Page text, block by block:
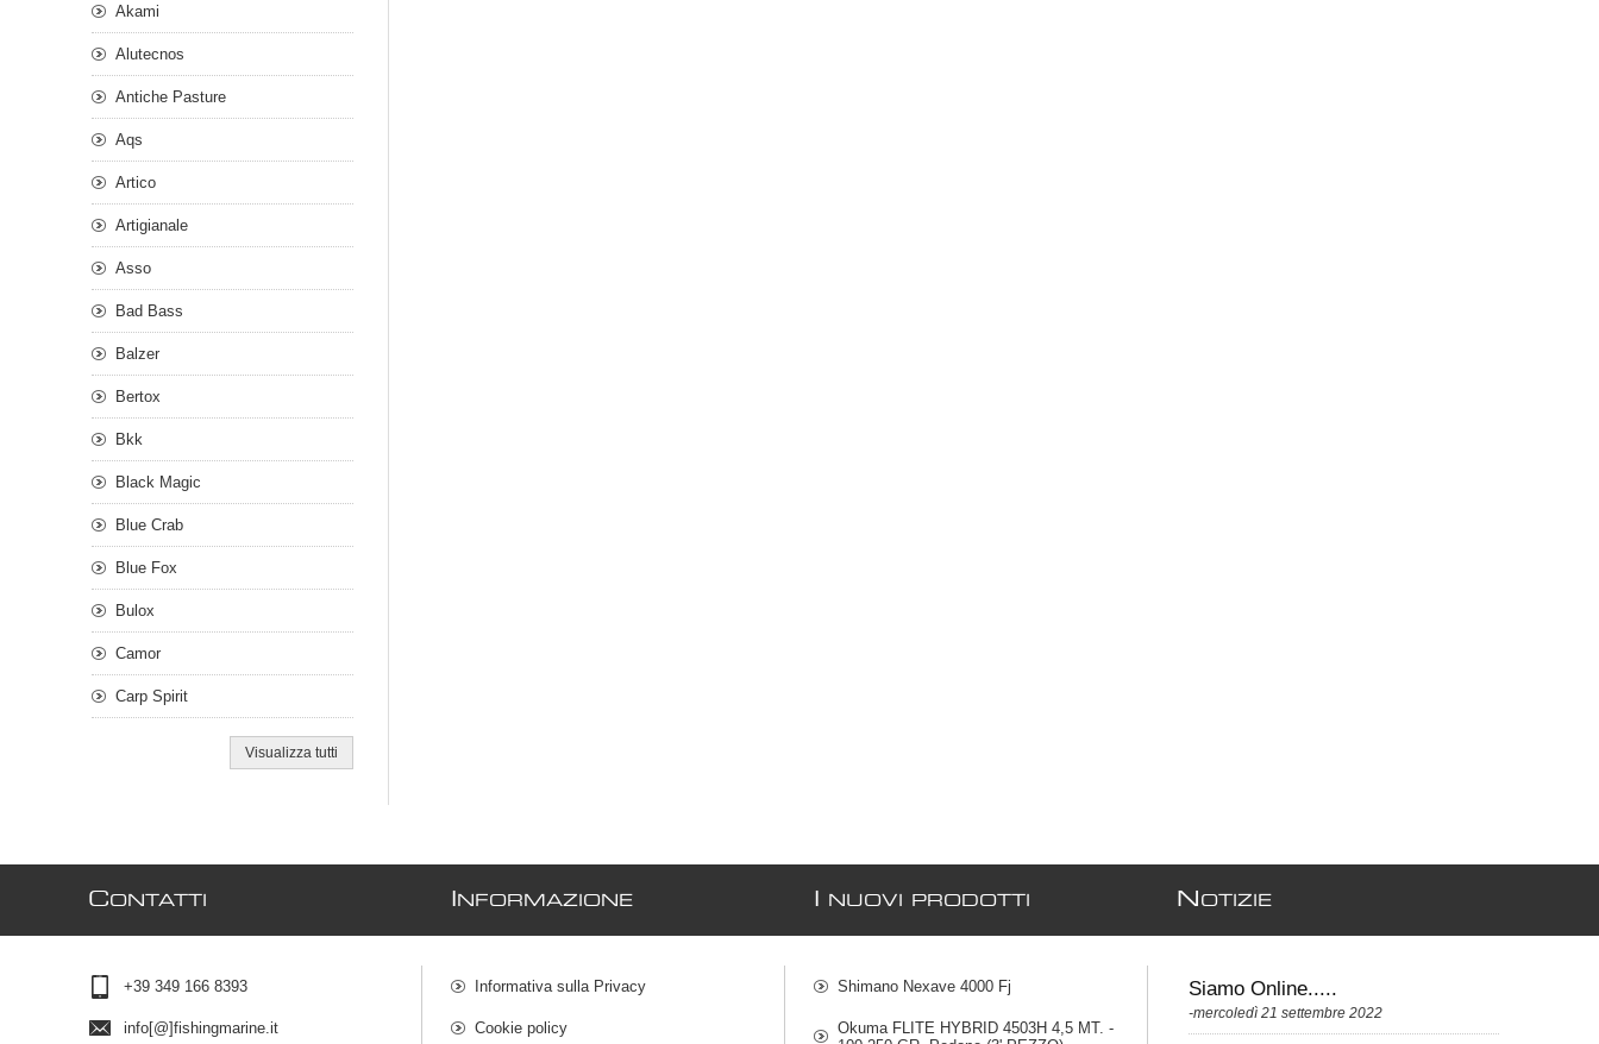
Akami
Alutecnos
Antiche Pasture
Aqs
Artico
Artigianale
Asso
Bad Bass
Balzer
Bertox
Bkk
Black Magic
Blue Crab
Blue Fox
Bulox
Camor
Carp Spirit
Visualizza tutti
CONTATTI
+39 349 166 8393
info[@]fishingmarine.it
NFORMAZIONE
Informativa sulla Privacy
Cookie policy
NUOVI PRODOTTI
Shimano Nexave 4000 Fj
Okuma FLITE HYBRID 4503H 4,5 MT. -
N OTIZIE
Siamo Online.....
-mercoledì 21 settembre 2022